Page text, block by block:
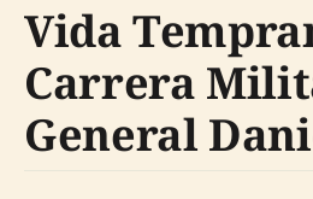
Vida
Carrera
General